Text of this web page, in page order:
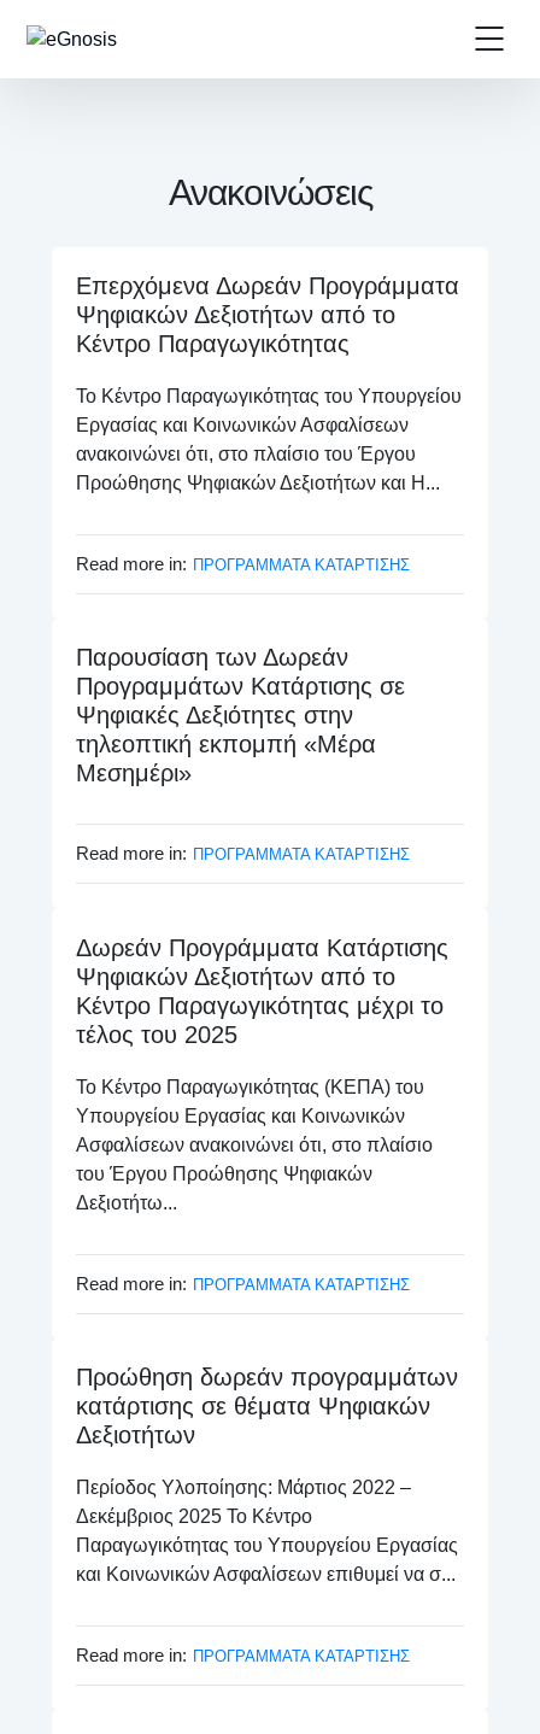
Ανακοινώσεις
Επερχόμενα Δωρεάν Προγράμματα
Ψηφιακών Δεξιοτήτων από το
Κέντρο Παραγωγικότητας
Το Κέντρο Παραγωγικότητας του Υπουργείου
Εργασίας και Κοινωνικών Ασφαλίσεων
ανακοινώνει ότι, στο πλαίσιο του Έργου
Προώθησης Ψηφιακών Δεξιοτήτων και Η...
Read more in: ΠΡΟΓΡΑΜΜΑΤΑ ΚΑΤΑΡΤΙΣΗΣ
Παρουσίαση των Δωρεάν
Προγραμμάτων Κατάρτισης σε
Ψηφιακές Δεξιότητες στην
τηλεοπτική εκπομπή «Μέρα
Μεσημέρι»
Read more in: ΠΡΟΓΡΑΜΜΑΤΑ ΚΑΤΑΡΤΙΣΗΣ
Δωρεάν Προγράμματα Κατάρτισης
Ψηφιακών Δεξιοτήτων από το
Κέντρο Παραγωγικότητας μέχρι το
τέλος του 2025
Το Κέντρο Παραγωγικότητας (ΚΕΠΑ) του
Υπουργείου Εργασίας και Κοινωνικών
Ασφαλίσεων ανακοινώνει ότι, στο πλαίσιο
του Έργου Προώθησης Ψηφιακών
Δεξιοτήτω...
Read more in: ΠΡΟΓΡΑΜΜΑΤΑ ΚΑΤΑΡΤΙΣΗΣ
Προώθηση δωρεάν προγραμμάτων
κατάρτισης σε θέματα Ψηφιακών
Δεξιοτήτων
Περίοδος Υλοποίησης: Μάρτιος 2022 –
Δεκέμβριος 2025 Το Κέντρο
Παραγωγικότητας του Υπουργείου Εργασίας
και Κοινωνικών Ασφαλίσεων επιθυμεί να σ...
Read more in: ΠΡΟΓΡΑΜΜΑΤΑ ΚΑΤΑΡΤΙΣΗΣ